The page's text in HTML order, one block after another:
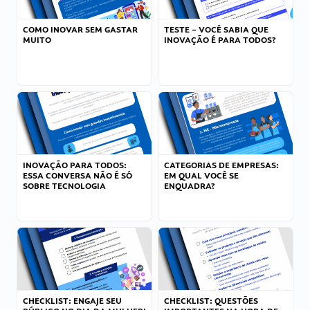
COMO INOVAR SEM GASTAR
MUITO
TESTE – VOCÊ SABIA QUE
INOVAÇÃO É PARA TODOS?
INOVAÇÃO PARA TODOS:
ESSA CONVERSA NÃO É SÓ
SOBRE TECNOLOGIA
CATEGORIAS DE EMPRESAS:
EM QUAL VOCÊ SE
ENQUADRA?
CHECKLIST: ENGAJE SEU
CHECKLIST: QUESTÕES